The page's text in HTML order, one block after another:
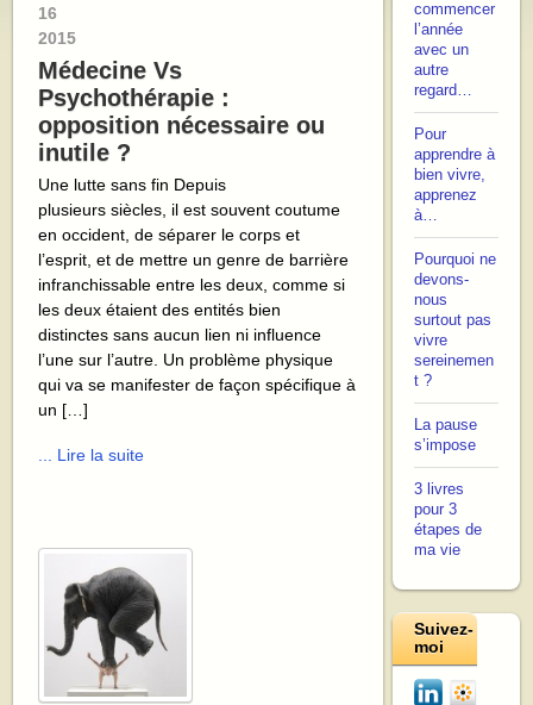
16
2015
Médecine Vs
Psychothérapie :
opposition nécessaire ou
inutile ?
Une lutte sans fin Depuis
plusieurs siècles, il est souvent coutume
en occident, de séparer le corps et
l’esprit, et de mettre un genre de barrière
infranchissable entre les deux, comme si
les deux étaient des entités bien
distinctes sans aucun lien ni influence
l’une sur l’autre. Un problème physique
qui va se manifester de façon spécifique à
un […]
... Lire la suite
commencer
l’année
avec un
autre
regard…
Pour
apprendre à
bien vivre,
apprenez
à…
Pourquoi ne
devons-
nous
surtout pas
vivre
sereinemen
t ?
La pause
s’impose
3 livres
pour 3
étapes de
ma vie
Suivez-
moi